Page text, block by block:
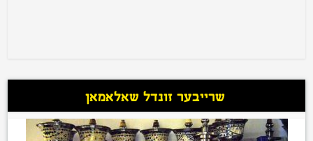
שרייבער זונדל שאלאמאן